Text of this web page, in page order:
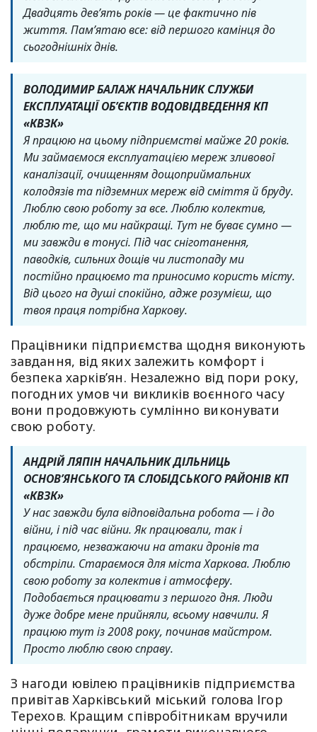
Двадцять дев’ять років — це фактично пів
життя. Пам’ятаю все: від першого камінця до
сьогоднішніх днів.
ВОЛОДИМИР БАЛАЖ НАЧАЛЬНИК СЛУЖБИ
ЕКСПЛУАТАЦІЇ ОБ’ЄКТІВ ВОДОВІДВЕДЕННЯ КП
«КВЗК»
Я працюю на цьому підприємстві майже 20 років.
Ми займаємося експлуатацією мереж зливової
каналізації, очищенням дощоприймальних
колодязів та підземних мереж від сміття й бруду.
Люблю свою роботу за все. Люблю колектив,
люблю те, що ми найкращі. Тут не буває сумно —
ми завжди в тонусі. Під час сніготанення,
паводків, сильних дощів чи листопаду ми
постійно працюємо та приносимо користь місту.
Від цього на душі спокійно, адже розумієш, що
твоя праця потрібна Харкову.
Працівники підприємства щодня виконують
завдання, від яких залежить комфорт і
безпека харків’ян. Незалежно від пори року,
погодних умов чи викликів воєнного часу
вони продовжують сумлінно виконувати
свою роботу.
АНДРІЙ ЛЯПІН НАЧАЛЬНИК ДІЛЬНИЦЬ
ОСНОВ’ЯНСЬКОГО ТА СЛОБІДСЬКОГО РАЙОНІВ КП
«КВЗК»
У нас завжди була відповідальна робота — і до
війни, і під час війни. Як працювали, так і
працюємо, незважаючи на атаки дронів та
обстріли. Стараємося для міста Харкова. Люблю
свою роботу за колектив і атмосферу.
Подобається працювати з першого дня. Люди
дуже добре мене прийняли, всьому навчили. Я
працюю тут із 2008 року, починав майстром.
Просто люблю свою справу.
З нагоди ювілею працівників підприємства
привітав Харківський міський голова Ігор
Терехов. Кращим співробітникам вручили